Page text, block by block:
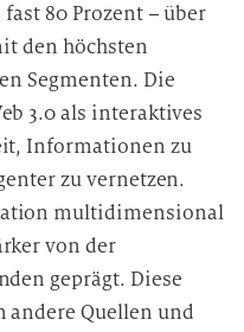
80 Prozent – über
den höchsten
Segmenten. Die
3.0 als interaktives
Informationen zu
zu vernetzen.
multidimensional
von der
geprägt. Diese
Quellen und